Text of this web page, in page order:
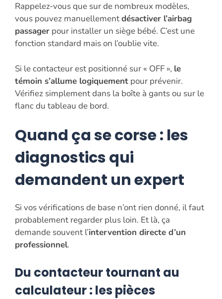
Rappelez-vous que sur de nombreux modèles,
vous pouvez manuellementdésactiver l’airbag
passager pour installer un siège bébé. C’est une
fonction standard mais on l’oublie vite.
Si le contacteur est positionné sur « OFF », le
témoin s’allume logiquement pour prévenir.
Vérifiez simplement dans la boîte à gants ou sur le
flanc du tableau de bord.
Quand ça se corse : les
diagnostics qui
demandent un expert
Si vos vérifications de base n’ont rien donné, il faut
probablement regarder plus loin. Et là, ça
demande souvent l’intervention directe d’un
professionnel.
Du contacteur tournant au
calculateur : les pièces